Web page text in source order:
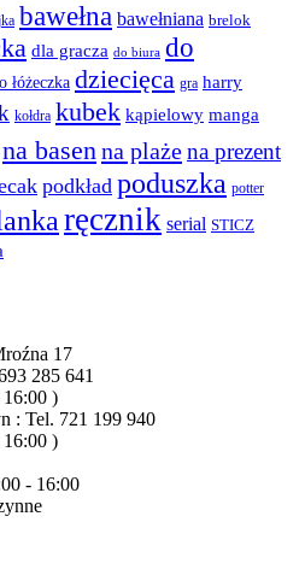
bawełna bawełniana brelok
dla gracza do biura do
łóżeczka dziecięca gra harry
kołdra kubek kąpielowy manga
na basenna plażena prezent
podkład poduszka potter
ręcznik serial STICZ
17
285 641
)
: Tel. 721 199 940
)
- 16:00